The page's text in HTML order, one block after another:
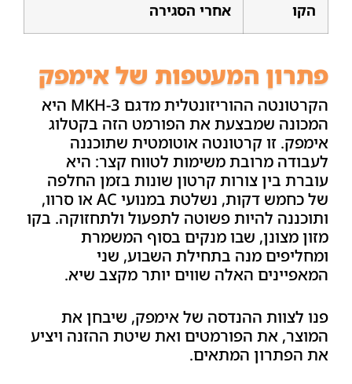
הקו
אחרי הסגירה
פתרון המעטפות של אימפק
הקרטונטה ההוריזונטלית מדגם MKH-3 היא
המכונה שמבצעת את הפורמט הזה בקטלוג
אימפק. זו קרטונטה אוטומטית שתוכננה
לעבודה מרובת משימות לטווח קצר: היא
עוברת בין צורות קרטון שונות בזמן החלפה
של כחמש דקות, נשלטת במנועי AC או סרוו,
ותוכננה להיות פשוטה לתפעול ולתחזוקה. בקו
מזון מצונן, שבו מנקים בסוף המשמרת
ומחליפים מנה בתחילת השבוע, שני
המאפיינים האלה שווים יותר מקצב שיא.
פנו לצוות ההנדסה של אימפק, שיבחן את
המוצר, את הפורמטים ואת שיטת ההזנה ויציע
את הפתרון המתאים.